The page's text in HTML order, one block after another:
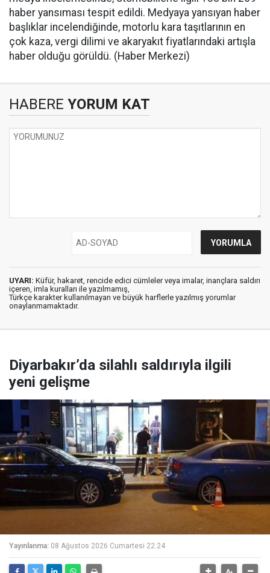
haber yansıması tespit edildi. Medyaya yansıyan haber
başlıklar incelendiğinde, motorlu kara taşıtlarının en
çok kaza, vergi dilimi ve akaryakıt fiyatlarındaki artışla
haber olduğu görüldü. (Haber Merkezi)
HABERE YORUM KAT
UYARI: Küfür, hakaret, rencide edici cümleler veya imalar, inançlara saldırı
içeren, imla kuralları ile yazılmamış,
Türkçe karakter kullanılmayan ve büyük harflerle yazılmış yorumlar
onaylanmamaktadır.
Diyarbakır’da silahlı saldırıyla ilgili
yeni gelişme
Yayınlanma: 08 Ağustos 2026 Cumartesi 22:24